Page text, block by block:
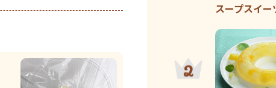
スープスイー